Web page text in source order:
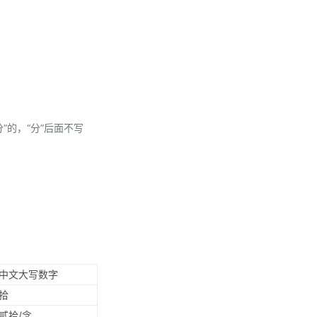
的，“分”后面不写
文大写数字